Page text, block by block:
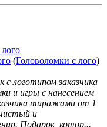
(Головоломки с лого)
с логотипом заказчика
и игры с нанесением
тиражами от 1
и
Подарок, котор...